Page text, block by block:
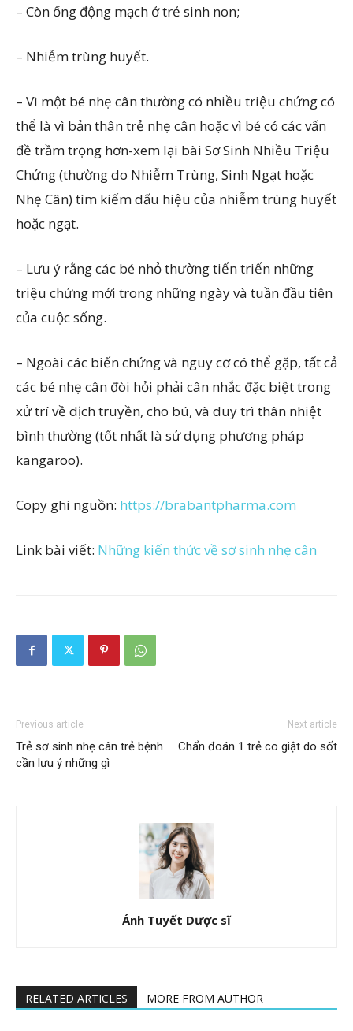
– Còn ống động mạch ở trẻ sinh non;
– Nhiễm trùng huyết.
– Vì một bé nhẹ cân thường có nhiều triệu chứng có
thể là vì bản thân trẻ nhẹ cân hoặc vì bé có các vấn
đề trầm trọng hơn-xem lại bài Sơ Sinh Nhiều Triệu
Chứng (thường do Nhiễm Trùng, Sinh Ngạt hoặc
Nhẹ Cân) tìm kiếm dấu hiệu của nhiễm trùng huyết
hoặc ngạt.
– Lưu ý rằng các bé nhỏ thường tiến triển những
triệu chứng mới trong những ngày và tuần đầu tiên
của cuộc sống.
– Ngoài các biến chứng và nguy cơ có thể gặp, tất cả
các bé nhẹ cân đòi hỏi phải cân nhắc đặc biệt trong
xử trí về dịch truyền, cho bú, và duy trì thân nhiệt
bình thường (tốt nhất là sử dụng phương pháp
kangaroo).
Copy ghi nguồn: https://brabantpharma.com
Link bài viết: Những kiến thức về sơ sinh nhẹ cân
Previous article
Trẻ sơ sinh nhẹ cân trẻ bệnh
cần lưu ý những gì
Next article
Chẩn đoán 1 trẻ co giật do sốt
Ánh Tuyết Dược sĩ
RELATED ARTICLES MORE FROM AUTHOR